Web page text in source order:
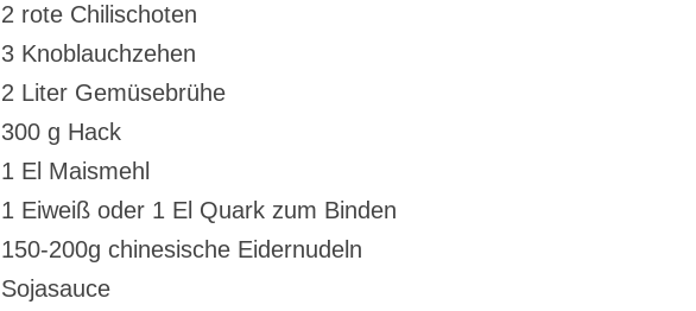
2 rote Chilischoten
3 Knoblauchzehen
2 Liter Gemüsebrühe
300 g Hack
1 El Maismehl
1 Eiweiß oder 1 El Quark zum Binden
150-200g chinesische Eidernudeln
Sojasauce